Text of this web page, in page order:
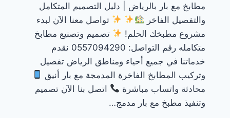
مطابخ مع بار بالرياض | دليل التصميم المتكامل
والتفصيل الفاخر
تواصل معنا الآن لبدء
مشروع مطبخك الحلم!
تصميم وتصنيع مطابخ
متكامله رقم التواصل: 0557094290 نقدم
خدماتنا في جميع أحياء ومناطق الرياض تفصيل
وتركيب المطابخ الفاخرة المدمجة مع بار أنيق
محادثة واتساب مباشرة
اتصل بنا الآن تصميم
وتنفيذ مطبخ مع بار مدمج…